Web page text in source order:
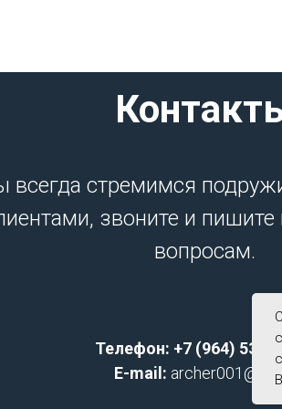
всегда стремимся
звоните и
вопросам.
Телефон: +7 (964) 533-
E-mail:
с